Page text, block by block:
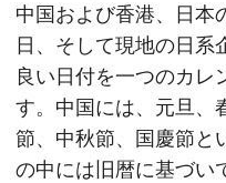
中国および香港、日本
日、そして現地の日系
良い日付を一つのカレ
す。中国には、元旦、
節、中秋節、国慶節と
の中には旧暦に基づい